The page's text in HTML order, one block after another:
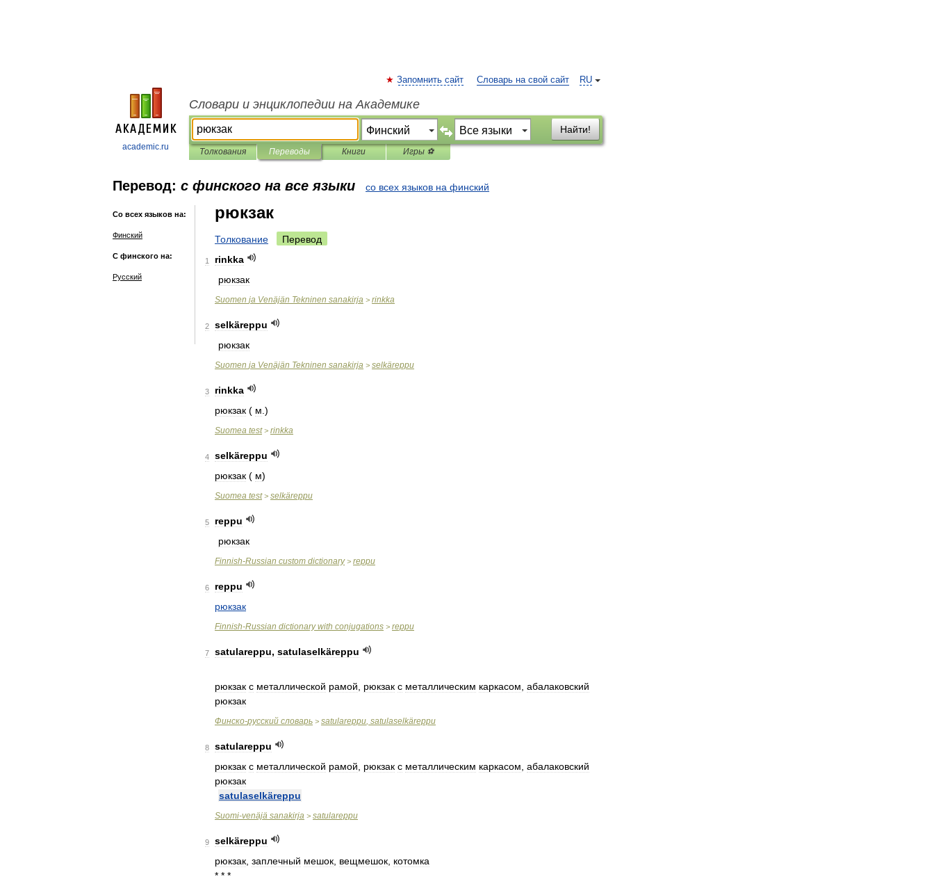
academic.ru
RU
Запомнить сайт Словарь на свой сайт
Словари и энциклопедии на Академике
Найти!
Толкования Переводы Книги Игры ⚽
Перевод: с финского на все языки со всех языков на финский
Со всех языков на:
Финский
С финского на:
Русский
рюкзак
Толкование Перевод
1
rinkka
рюкзак
Suomen ja Venäjän Tekninen sanakirja > rinkka
2
selkäreppu
рюкзак
Suomen ja Venäjän Tekninen sanakirja > selkäreppu
3
rinkka
рюкзак ( м .)
Suomea test> rinkka
4
selkäreppu
рюкзак ( м)
Suomea test> selkäreppu
5
reppu
рюкзак
Finnish-Russian custom dictionary> reppu
6
reppu
рюкзак
Finnish-Russian dictionary with conjugations > reppu
7 satulareppu, satulaselkäreppu
рюкзак с металлической рамой рюкзак с металлическим каркасом абалаковский
рюкзак
Финско-русский словарь > satulareppu, satulaselkäreppu
8
satulareppu
рюкзак с металлической рамой рюкзак с металлическим каркасом абалаковский
рюкзак
satulaselkäreppu
Suomi-venäjä sanakirja > satulareppu
9
selkäreppu
рюкзак заплечный мешок вещмешок котомка
* * *